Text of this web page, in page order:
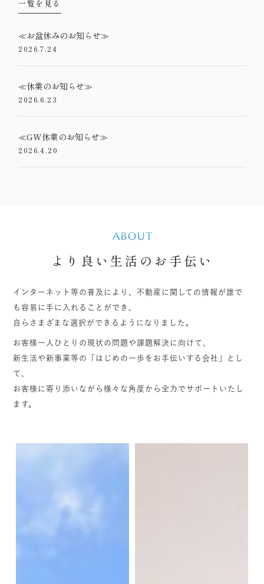
一覧を見る
≪お盆休みのお知らせ≫
2026.7.24
≪休業のお知らせ≫
2026.6.23
≪GW休業のお知らせ≫
2026.4.20
より良い生活のお手伝い
インターネット等の普及により、不動産に関しての情報が誰で
も容易に手に入れることができ、
自らさまざまな選択ができるようになりました。
お客様一人ひとりの現状の問題や課題解決に向けて、
新生活や新事業等の「はじめの一歩をお手伝いする会社」とし
て、
お客様に寄り添いながら様々な角度から全力でサポートいたし
ます。